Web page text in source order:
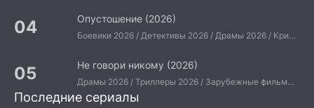
Опустошение (2026)
Боевики 2026 / Детективы 2026 / Драмы 2026 / Криминальные фильмы 2026 / Триллеры 2026 / Зарубежные фильмы 2026 / Американские фильмы / Фильмы 2026
Не говори никому (2026)
Драмы 2026 / Триллеры 2026 / Зарубежные фильмы 2026 / Американские фильмы / Фильмы 2026
Последние сериалы